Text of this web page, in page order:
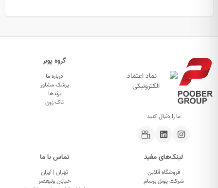
ما را دنبال کنید
گروه پوبر
درباره ما
پزشک مشاور
برندها
تاک زون
لینک‌های مفید
فروشگاه آنلاین
شرکت پونل برسام
تماس با ما
تهران | ایران
خیابان ولیعصر